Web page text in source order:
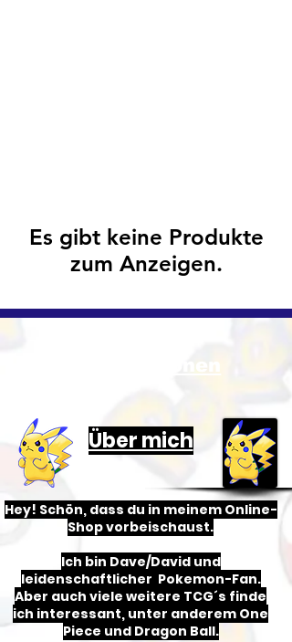
Es gibt keine Produkte
zum Anzeigen.
Informationen
Über mich
Hey! Schön, dass du in meinem Online-
Shop vorbeischaust.
Ich bin Dave/David und
leidenschaftlicher Pokemon-Fan.
Aber auch viele weitere TCG´s finde
ich interessant, unter anderem One
Piece und Dragon Ball.